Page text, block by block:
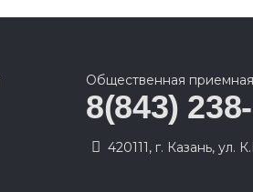
Общественная приемная
8(843)
420111, г. Казань, ул.